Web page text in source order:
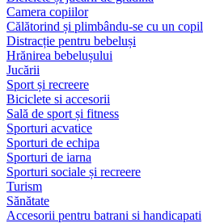
Camera copiilor
Călătorind și plimbându-se cu un copil
Distracție pentru bebeluși
Hrănirea bebelușului
Jucării
Sport și recreere
Biciclete si accesorii
Sală de sport și fitness
Sporturi acvatice
Sporturi de echipa
Sporturi de iarna
Sporturi sociale și recreere
Turism
Sănătate
Accesorii pentru batrani si handicapati